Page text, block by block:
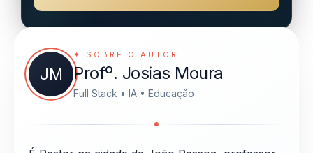
JM
✦ SOBRE O AUTOR
Profº. Josias Moura
Full Stack • IA • Educação